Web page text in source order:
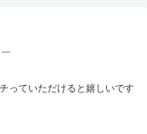
っていただけると嬉しいです